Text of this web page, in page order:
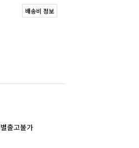
배송비 정보
출고불가